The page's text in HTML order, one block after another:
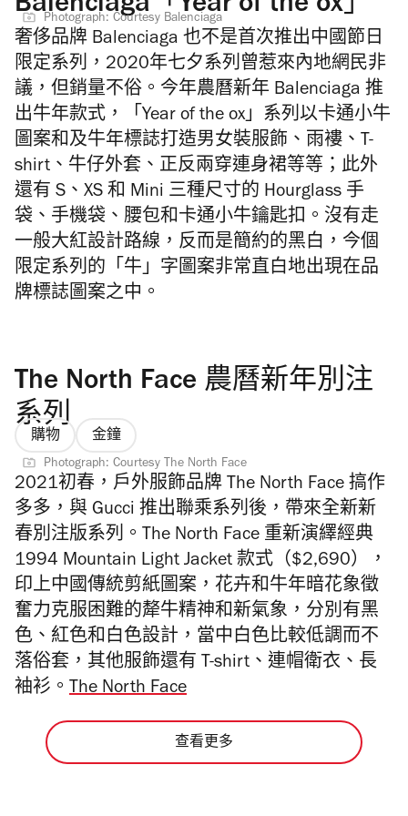
Photograph: Courtesy Balenciaga
奢侈品牌 Balenciaga 也不是首次推出中國節日
限定系列，2020年七夕系列曾惹來內地網民非
議，但銷量不俗。今年農曆新年 Balenciaga 推
出牛年款式，「Year of the ox」系列以卡通小牛
圖案和及牛年標誌打造男女裝服飾、雨褸、T-
shirt、牛仔外套、正反兩穿連身裙等等；此外
還有 S、XS 和 Mini 三種尺寸的 Hourglass 手
袋、手機袋、腰包和卡通小牛鑰匙扣。沒有走
一般大紅設計路線，反而是簡約的黑白，今個
限定系列的「牛」字圖案非常直白地出現在品
牌標誌圖案之中。
The North Face 農曆新年別注
系列
購物 金鐘
Photograph: Courtesy The North Face
2021初春，戶外服飾品牌 The North Face 搞作
多多，與 Gucci 推出聯乘系列後，帶來全新新
春別注版系列。The North Face 重新演繹經典
1994 Mountain Light Jacket 款式（$2,690），
印上中國傳統剪紙圖案，花卉和牛年暗花象徵
奮力克服困難的犛牛精神和新氣象，分別有黑
色、紅色和白色設計，當中白色比較低調而不
落俗套，其他服飾還有 T-shirt 、連帽衛衣 、長
袖衫。 The North Face
查看更多